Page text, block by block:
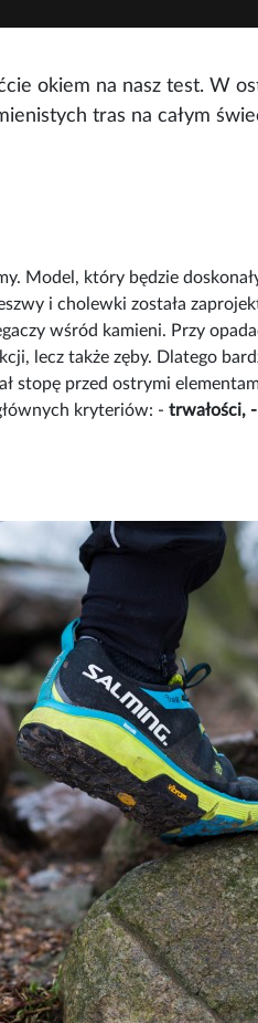
okiem na nasz test. W
tras na całym
Model, który będzie
i cholewki została
wśród kamieni. Przy
lecz także zęby. Dlatego
stopę przed ostrymi
kryteriów: - trwałości,